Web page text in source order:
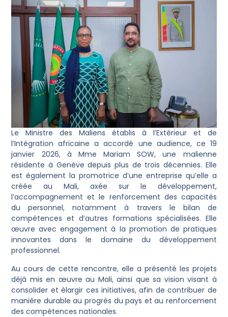
Le Ministre des Maliens établis à l’Extérieur et de
l’Intégration africaine a accordé une audience, ce 19
janvier 2026, à Mme Mariam SOW, une malienne
résidente à Genève depuis plus de trois décennies. Elle
est également la promotrice d’une entreprise qu’elle a
créée au Mali, axée sur le développement,
l’accompagnement et le renforcement des capacités
du personnel, notamment à travers le bilan de
compétences et d’autres formations spécialisées. Elle
œuvre avec engagement à la promotion de pratiques
innovantes dans le domaine du développement
professionnel.
Au cours de cette rencontre, elle a présenté les projets
déjà mis en œuvre au Mali, ainsi que sa vision visant à
consolider et élargir ces initiatives, afin de contribuer de
manière durable au progrès du pays et au renforcement
des compétences nationales.